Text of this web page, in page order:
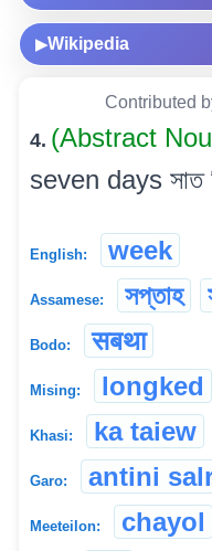
▶Wikipedia
Contributed
4. (Abstract
seven days সাত
English: week
Assamese: সপ্তাহ
Bodo: सबथा
Mising: longked
Khasi: ka taiew
Garo: antini
Meeteilon: chayol